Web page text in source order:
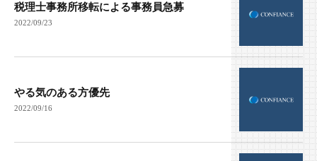
税理士事務所移転による事務員急募
2022/09/23
やる気のある方優先
2022/09/16